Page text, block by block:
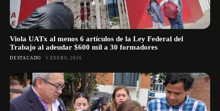
Viola UATx al menos 6 artículos de la Ley Federal del
Trabajo al adeudar $600 mil a 30 formadores
DESTACADO 5 ENERO, 2026